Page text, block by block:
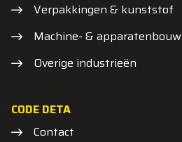
Verpakkingen & kunststof
Machine- & apparatenbouw
Overige industrieën
CODE DETA
Contact